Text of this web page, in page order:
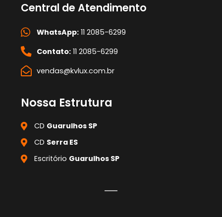
Central de Atendimento
WhatsApp:11 2085-6299
Contato:11 2085-6299
vendas@kvlux.com.br
Nossa Estrutura
CD Guarulhos SP
CD Serra ES
Escritório Guarulhos SP